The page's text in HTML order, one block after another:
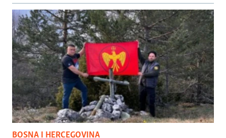
BOSNA I HERCEGOVINA